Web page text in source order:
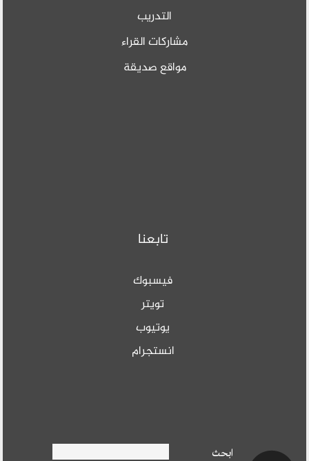
التدريب
مشاركات القراء
مواقع صديقة
تابعنا
فيسبوك
تويتر
يوتيوب
انستجرام
ابحث
Search form